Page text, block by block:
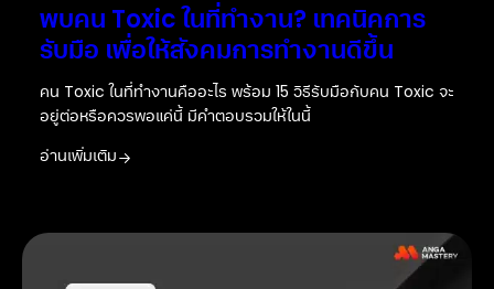
พบคน Toxic ในที่ทำงาน? เทคนิคการ
รับมือ เพื่อให้สังคมการทำงานดีขึ้น
คน Toxic ในที่ทำงานคืออะไร พร้อม 15 วิธีรับมือกับคน Toxic จะ
อยู่ต่อหรือควรพอแค่นี้ มีคำตอบรวมให้ในนี้
อ่านเพิ่มเติม